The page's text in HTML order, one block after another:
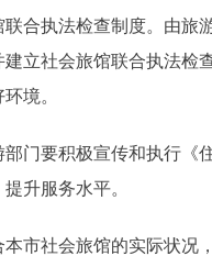
执法检查制度。由旅游
立社会旅馆联合执法检
境。
要积极宣传和执行《住
升服务水平。
社会旅馆的实际状况，